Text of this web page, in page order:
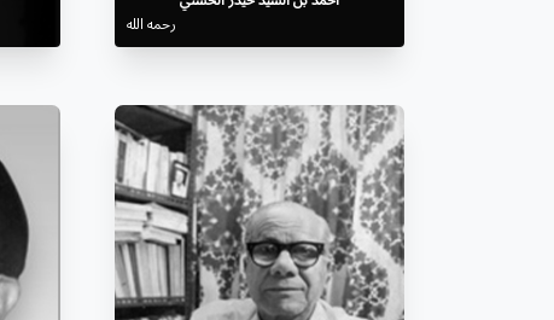
رحمه الله